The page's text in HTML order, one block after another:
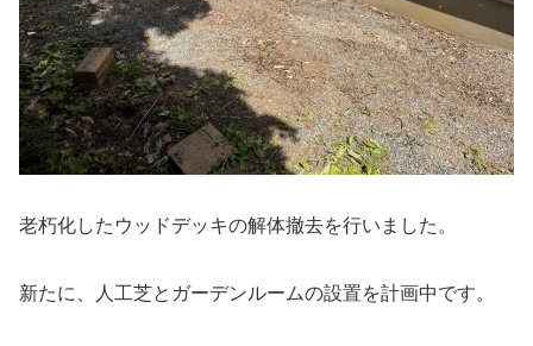
老朽化したウッドデッキの解体撤去を行いました。
新たに、人工芝とガーデンルームの設置を計画中です。